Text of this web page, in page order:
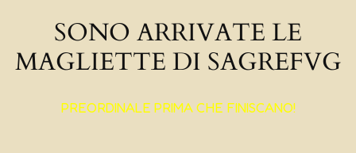
SONO ARRIVATE LE
MAGLIETTE DI SAGREFVG
PREORDINALE PRIMA CHE FINISCANO!